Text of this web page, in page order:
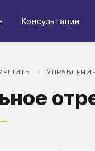
Консультации